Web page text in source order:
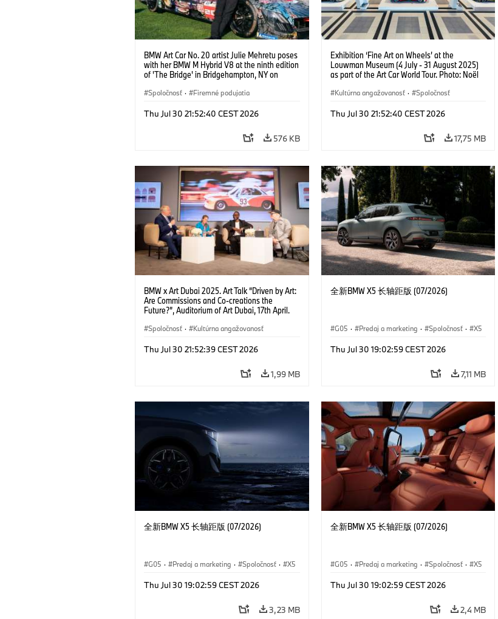
BMW Art Car No. 20 artist Julie Mehretu poses
with her BMW M Hybrid V8 at the ninth edition
of 'The Bridge' in Bridgehampton, NY on
@benfrankephoto.
Spoločnosť · Firemné podujatia
Thu Jul 30 21:52:40 CEST 2026
576 KB
Exhibition ‘Fine Art on Wheels’ at the
Louwman Museum (4 July - 31 August 2025)
as part of the Art Car World Tour. Photo: Noël
Kultúrna angažovanosť · Spoločnosť
Thu Jul 30 21:52:40 CEST 2026
17,75 MB
BMW x Art Dubai 2025. Art Talk “Driven by Art:
Are Commissions and Co-creations the
Future?”, Auditorium of Art Dubai, 17th April.
BMW Group Cultural Engagement), Dr
Abu Dhabi Project), Azu Nwagbogu (Founder
LagosPhoto Festival) and Hans Ulrich Obrist
(Artistic Director SERPENTINE). (04/2025)
Spoločnosť · Kultúrna angažovanosť
Thu Jul 30 21:52:39 CEST 2026
1,99 MB
全新BMW X5 长轴距版 (07/2026)
G05 · Predaj a marketing · Spoločnosť · X5
Thu Jul 30 19:02:59 CEST 2026
7,11 MB
全新BMW X5 长轴距版 (07/2026)
G05 · Predaj a marketing · Spoločnosť · X5
Thu Jul 30 19:02:59 CEST 2026
3,23 MB
全新BMW X5 长轴距版 (07/2026)
G05 · Predaj a marketing · Spoločnosť · X5
Thu Jul 30 19:02:59 CEST 2026
2,4 MB